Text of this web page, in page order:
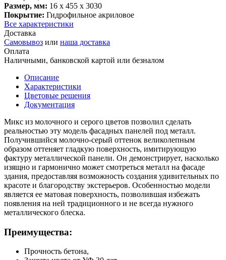
Размер, мм: 16 x 455 x 3030
Покрытие: Гидрофильное акриловое
Все характеристики
Доставка
Самовывоз или наша доставка
Оплата
Наличными, банковской картой или безналом
Описание
Характеристики
Цветовые решения
Документация
Микс из молочного и серого цветов позволил сделать
реальностью эту модель фасадных панелей под металл.
Получившийся молочно-серый оттенок великолепным
образом оттеняет гладкую поверхность, имитирующую
фактуру металлической панели. Он демонстрирует, насколько
изящно и гармонично может смотреться металл на фасаде
здания, предоставляя возможность создания удивительных по
красоте и благородству экстерьеров. Особенностью модели
является ее матовая поверхность, позволившая избежать
появления на ней традиционного и не всегда нужного
металлического блеска.
Преимущества:
Прочность бетона,